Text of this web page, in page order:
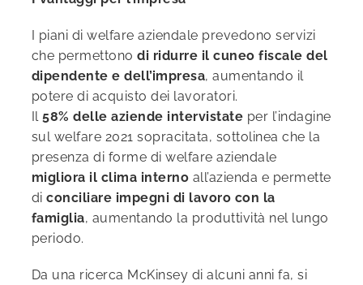
I piani di welfare aziendale prevedono servizi
che permettono di ridurre il cuneo fiscale del
dipendente e dell’impresa, aumentando il
potere di acquisto dei lavoratori.
Il58% delle aziende intervistate per l’indagine
sul welfare 2021 sopracitata, sottolinea che la
presenza di forme di welfare aziendale
migliora il clima interno all’azienda e permette
diconciliare impegni di lavoro con la
famiglia, aumentando la produttività nel lungo
periodo.
Da una ricerca McKinsey di alcuni anni fa, si